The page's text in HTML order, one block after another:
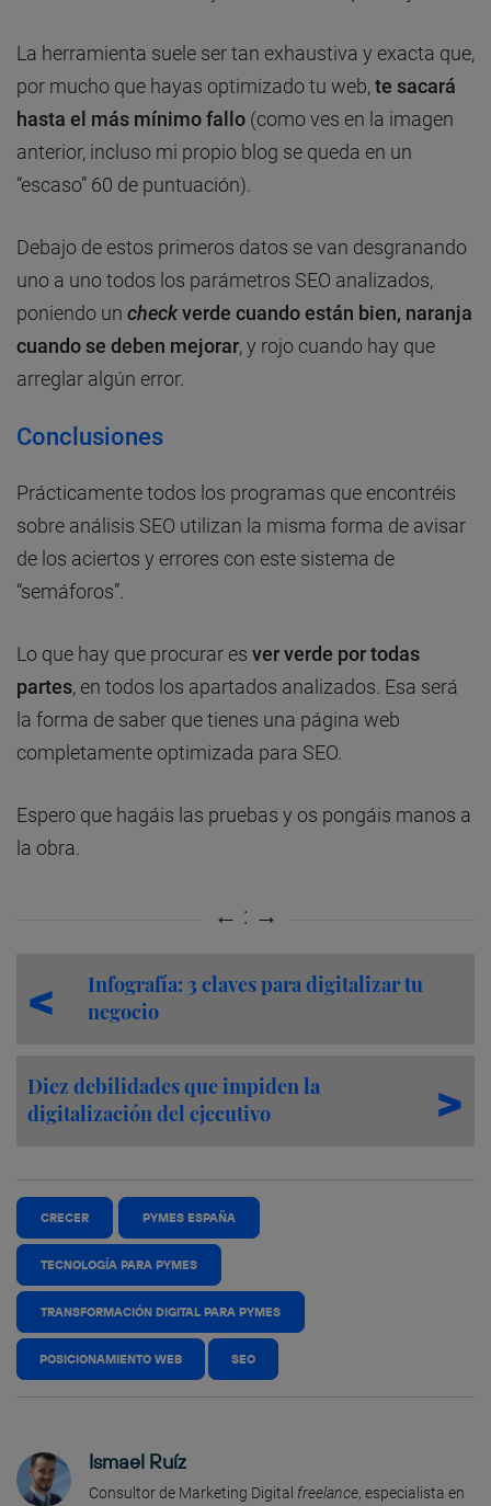
La herramienta suele ser tan exhaustiva y exacta que,
por mucho que hayas optimizado tu web,te sacará
hasta el más mínimo fallo (como ves en la imagen
anterior, incluso mi propio blog se queda en un
“escaso” 60 de puntuación).
Debajo de estos primeros datos se van desgranando
uno a uno todos los parámetros SEO analizados,
poniendo un checkverde cuando están bien, naranja
cuando se deben mejorar, y rojo cuando hay que
arreglar algún error.
Conclusiones
Prácticamente todos los programas que encontréis
sobre análisis SEO utilizan la misma forma de avisar
de los aciertos y errores con este sistema de
“semáforos”.
Lo que hay que procurar es ver verde por todas
partes, en todos los apartados analizados. Esa será
la forma de saber que tienes una página web
completamente optimizada para SEO.
Espero que hagáis las pruebas y os pongáis manos a
la obra.
Infografía: 3 claves para digitalizar tu
negocio
Diez debilidades que impiden la
digitalización del ejecutivo
CRECER PYMES ESPAÑA
TECNOLOGÍA PARA PYMES
TRANSFORMACIÓN DIGITAL PARA PYMES
POSICIONAMIENTO WEB SEO
Ismael Ruíz
Consultor de Marketing Digital freelance, especialista en